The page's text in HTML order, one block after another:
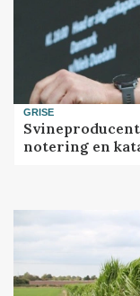
GRISE
notering en